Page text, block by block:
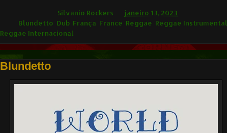
Silvanio Rockers
janeiro 13, 2023
Blundetto Dub França France Reggae Reggae Instrumental
Reggae Internacional
Blundetto